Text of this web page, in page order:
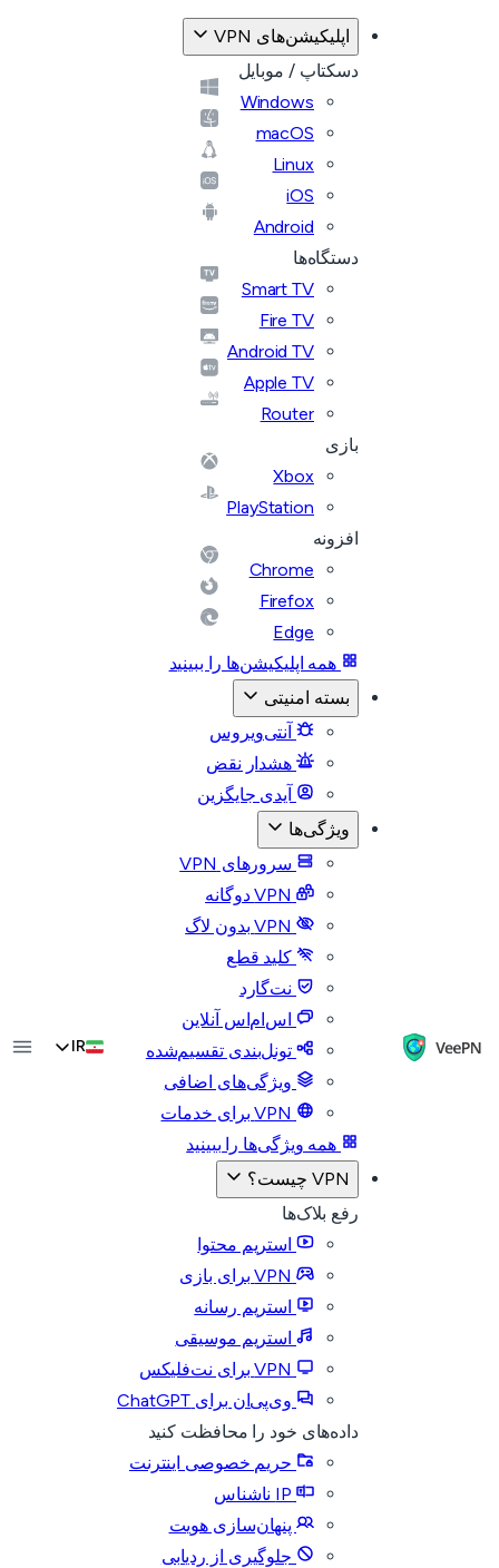
اپلیکیشن‌های VPN
دسکتاپ / موبایل
Windows
macOS
Linux
iOS
Android
دستگاه‌ها
Smart TV
Fire TV
Android TV
Apple TV
Router
بازی
Xbox
PlayStation
افزونه
Chrome
Firefox
Edge
همه اپلیکیشن‌ها را ببینید
بسته امنیتی
آنتی‌ویروس
هشدار نقض
آیدی جایگزین
ویژگی‌ها
سرورهای VPN
VPN دوگانه
VPN بدون لاگ
کلید قطع
نت‌گارد
اس‌ام‌اس آنلاین
تونل‌بندی تقسیم‌شده
ویژگی‌های اضافی
VPN برای خدمات
همه ویژگی‌ها را ببینید
VPN چیست؟
رفع بلاک‌ها
استریم محتوا
VPN برای بازی
استریم رسانه
استریم موسیقی
VPN برای نت‌فلیکس
وی‌پی‌ان برای ChatGPT
داده‌های خود را محافظت کنید
حریم خصوصی اینترنت
IP ناشناس
پنهان‌سازی هویت
جلوگیری از ردیابی
IR